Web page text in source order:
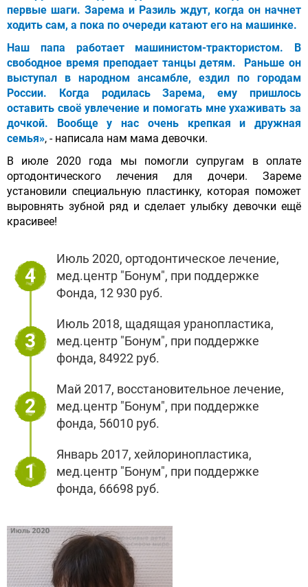
первые шаги. Зарема и Разиль ждут, когда он начнет
ходить сам, а пока по очереди катают его на машинке.
Наш папа работает машинистом-трактористом. В
свободное время преподает танцы детям. Раньше он
выступал в народном ансамбле, ездил по городам
России. Когда родилась Зарема, ему пришлось
оставить своё увлечение и помогать мне ухаживать за
дочкой. Вообще у нас очень крепкая и дружная
семья», - написала нам мама девочки.
В июле 2020 года мы помогли супругам в оплате
ортодонтического лечения для дочери. Зареме
установили специальную пластинку, которая поможет
выровнять зубной ряд и сделает улыбку девочки ещё
красивее!
4
Июль 2020, ортодонтическое лечение,
мед.центр "Бонум", при поддержке
Фонда, 12 930 руб.
3
Июль 2018, щадящая уранопластика,
мед.центр "Бонум", при поддержке
фонда, 84922 руб.
2
Май 2017, восстановительное лечение,
мед.центр "Бонум", при поддержке
фонда, 56010 руб.
1
Январь 2017, хейлоринопластика,
мед.центр "Бонум", при поддержке
фонда, 66698 руб.